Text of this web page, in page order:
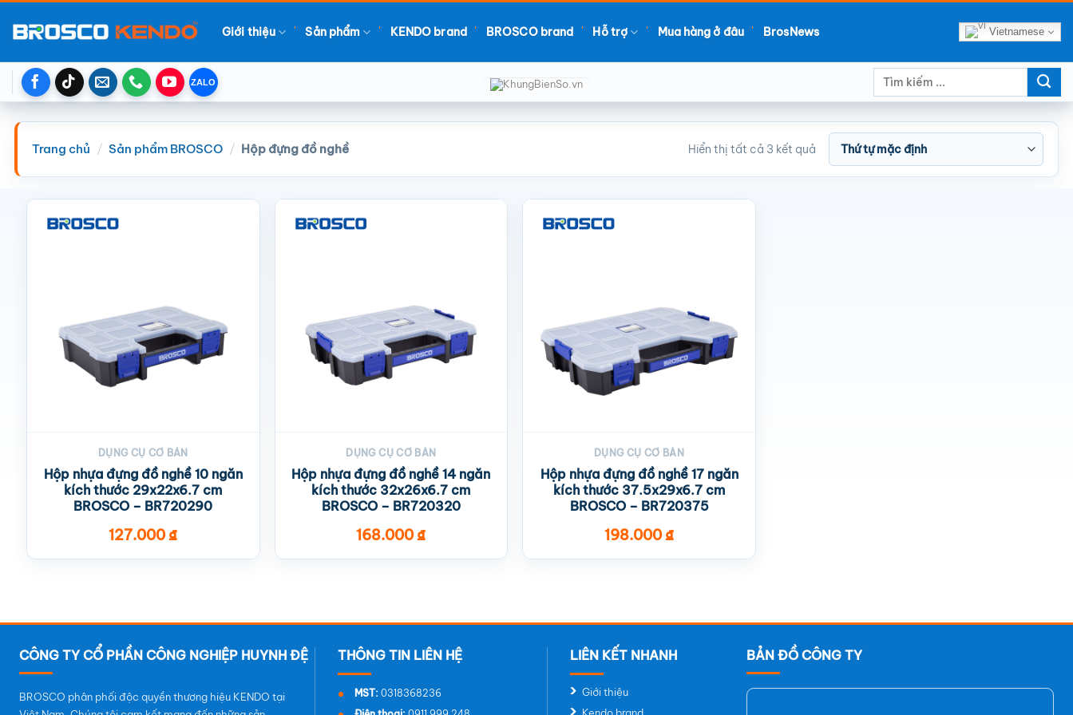
đến
dung
Giới thiệu Sản phẩm KENDO brand BROSCO brand Hỗ trợ Mua hàng ở đâu BrosNews Vietnamese
Tìm
Trang chủ / Sản phẩm BROSCO / Hộp đựng đồ nghề Hiển thị tất cả 3 kết quả
DỤNG CỤ CƠ BẢN
Hộp nhựa đựng đồ nghề 10 ngăn
kích thước 29x22x6.7 cm
BROSCO – BR720290
127.000₫
DỤNG CỤ CƠ BẢN
Hộp nhựa đựng đồ nghề 14 ngăn
kích thước 32x26x6.7 cm
BROSCO – BR720320
168.000₫
DỤNG CỤ CƠ BẢN
Hộp nhựa đựng đồ nghề 17 ngăn
kích thước 37.5x29x6.7 cm
BROSCO – BR720375
198.000₫
BẢN ĐỒ CÔNG TY
Giới thiệu
Kendo brand
CÔNG TY CỔ PHẦN CÔNG NGHIỆP HUYNH ĐỆ
BROSCO phân phối độc quyền thương hiệu KENDO tại
MST: 0318368236